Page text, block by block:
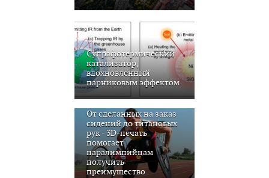
Супрафотермический
катализатор,
вдохновленный
парниковым эффектом
От сделанных на заказ
сидений до титановых
рук - 3D-печать
помогает
паралимпийцам
получить
преимущество